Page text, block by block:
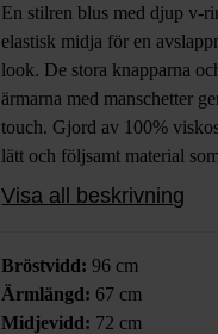
En stilren blus med djup v-
elastisk midja för en
look. De stora knapparna
ärmarna med manschetter
touch. Gjord av 100%
lätt och följsamt material
kroppen. Perfekt för både
Visa all beskrivning
Bröstvidd: 96 cm
Ärmlängd: 67 cm
Midjevidd: 72 cm